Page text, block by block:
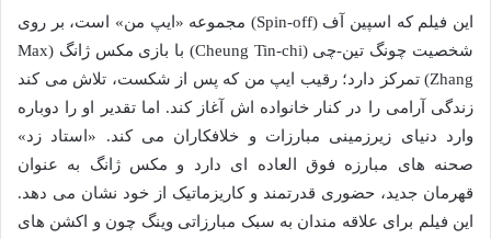
این فیلم که اسپین آف (Spin-off) مجموعه «ایپ من» است، بر روی
شخصیت چونگ تین-چی (Cheung Tin-chi) با بازی مکس ژانگ (Max
Zhang) تمرکز دارد؛ رقیب ایپ من که پس از شکست، تلاش می کند
زندگی آرامی را در کنار خانواده اش آغاز کند. اما تقدیر او را دوباره
وارد دنیای زیرزمینی مبارزات و خلافکاران می کند. «استاد زد»
صحنه های مبارزه فوق العاده ای دارد و مکس ژانگ به عنوان
قهرمان جدید، حضوری قدرتمند و کاریزماتیک از خود نشان می دهد.
این فیلم برای علاقه مندان به سبک مبارزاتی وینگ چون و اکشن های